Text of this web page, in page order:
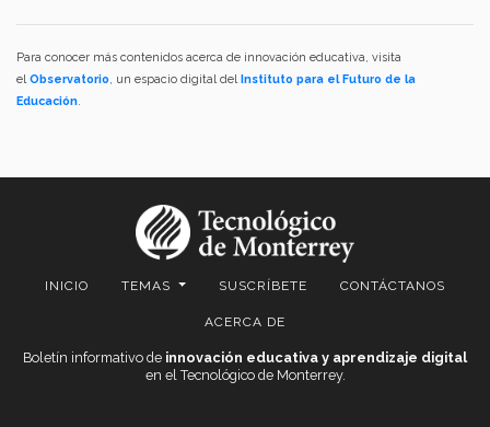
Para conocer más contenidos acerca de innovación educativa, visita
elObservatorio, un espacio digital del Instituto para el Futuro de la
Educación.
INICIO TEMAS SUSCRÍBETE CONTÁCTANOS
ACERCA DE
Boletín informativo de innovación educativa y aprendizaje digital
en el Tecnológico de Monterrey.